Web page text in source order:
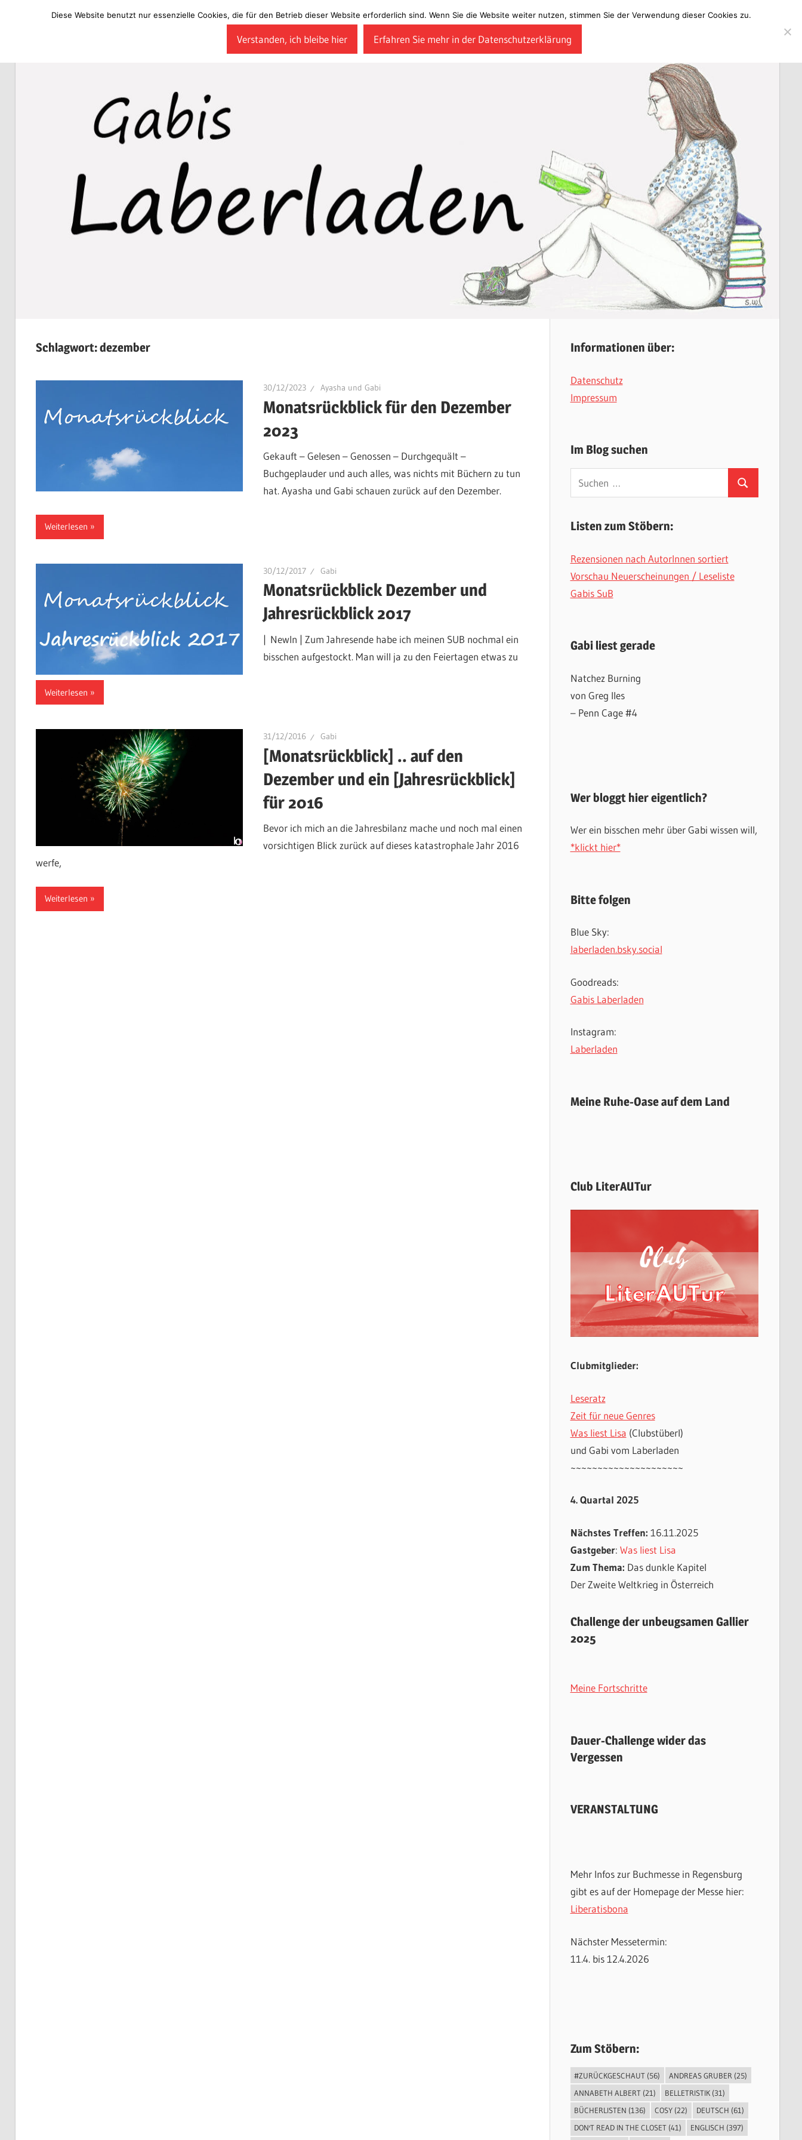
Schlagwort:dezember
30/12/2023 Ayasha und Gabi
Monatsrückblick für den Dezember
2023
Gekauft – Gelesen – Genossen – Durchgequält –
Buchgeplauder und auch alles, was nichts mit Büchern zu tun
hat. Ayasha und Gabi schauen zurück auf den Dezember.
Weiterlesen
30/12/2017 Gabi
Monatsrückblick Dezember und
Jahresrückblick 2017
| NewIn | Zum Jahresende habe ich meinen SUB nochmal ein
bisschen aufgestockt. Man will ja zu den Feiertagen etwas zu
Weiterlesen
31/12/2016 Gabi
[Monatsrückblick] .. auf den
Dezember und ein [Jahresrückblick]
für 2016
Bevor ich mich an die Jahresbilanz mache und noch mal einen
vorsichtigen Blick zurück auf dieses katastrophale Jahr 2016
werfe,
Weiterlesen
Informationen über:
Datenschutz
Impressum
Im Blog suchen
Suchen
nach:
Suchen
Listen zum Stöbern:
Rezensionen nach AutorInnen sortiert
Vorschau Neuerscheinungen / Leseliste
Gabis SuB
Gabi liest gerade
Natchez Burning
von Greg Iles
– Penn Cage #4
Wer bloggt hier eigentlich?
Wer ein bisschen mehr über Gabi wissen will,
*klickt hier*
Bitte folgen
Blue Sky:
laberladen.bsky.social
Goodreads:
Gabis Laberladen
Instagram:
Laberladen
Meine Ruhe-Oase auf dem Land
Club LiterAUTur
Clubmitglieder:
Leseratz
Zeit für neue Genres
Was liest Lisa (Clubstüberl)
und Gabi vom Laberladen
~~~~~~~~~~~~~~~~~~~~~
4. Quartal 2025
Nächstes Treffen: 16.11.2025
Gastgeber: Was liest Lisa
Zum Thema: Das dunkle Kapitel
Der Zweite Weltkrieg in Österreich
Challenge der unbeugsamen Gallier
2025
Meine Fortschritte
Dauer-Challenge wider das
Vergessen
VERANSTALTUNG
Mehr Infos zur Buchmesse in Regensburg
gibt es auf der Homepage der Messe hier:
Liberatisbona
Nächster Messetermin:
11.4. bis 12.4.2026
Zum Stöbern:
#ZURÜCKGESCHAUT (56) ANDREAS GRUBER (25)
ANNABETH ALBERT (21) BELLETRISTIK (31)
BÜCHERLISTEN (136) COSY (22) DEUTSCH (61)
DON'T READ IN THE CLOSET (41) ENGLISCH (397)
Diese Website benutzt nur essenzielle Cookies, die für den Betrieb dieser Website erforderlich sind. Wenn Sie die Website weiter nutzen, stimmen Sie der Verwendung dieser Cookies zu.
Verstanden, ich bleibe hier Erfahren Sie mehr in der Datenschutzerklärung